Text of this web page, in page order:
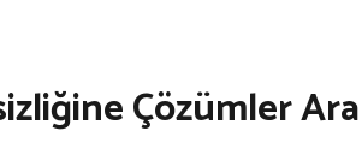
Çözümler